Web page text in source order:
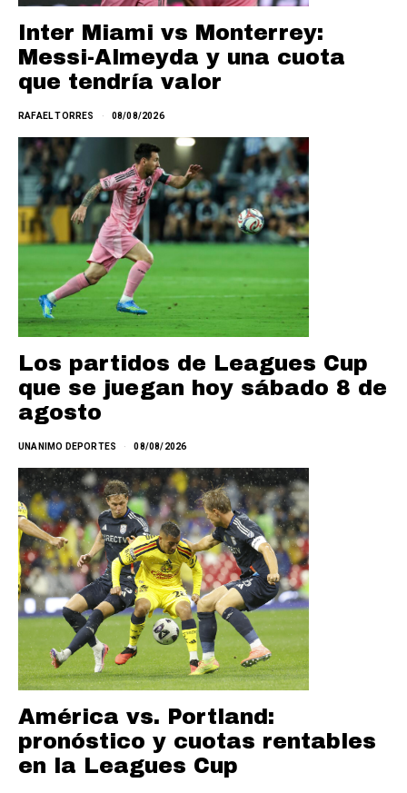
Inter Miami vs Monterrey:
Messi-Almeyda y una cuota
que tendría valor
RAFAEL TORRES 08/08/2026
Los partidos de Leagues Cup
que se juegan hoy sábado 8 de
agosto
UNANIMO DEPORTES 08/08/2026
América vs. Portland:
pronóstico y cuotas rentables
en la Leagues Cup